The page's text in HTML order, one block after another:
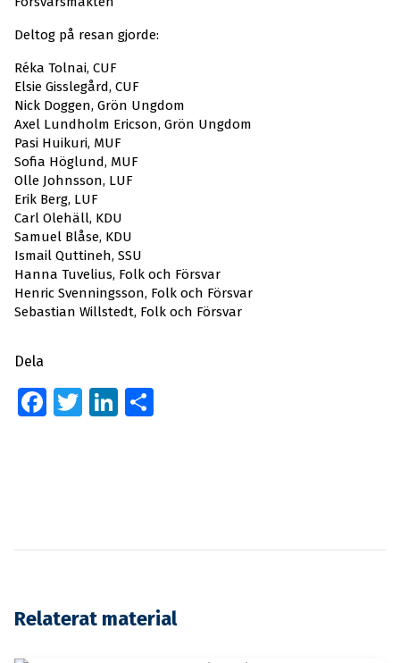
Deltog på resan gjorde:
Réka Tolnai, CUF
Elsie Gisslegård, CUF
Nick Doggen, Grön Ungdom
Axel Lundholm Ericson, Grön Ungdom
Pasi Huikuri, MUF
Sofia Höglund, MUF
Olle Johnsson, LUF
Erik Berg, LUF
Carl Olehäll, KDU
Samuel Blåse, KDU
Ismail Quttineh, SSU
Hanna Tuvelius, Folk och Försvar
Henric Svenningsson, Folk och Försvar
Sebastian Willstedt, Folk och Försvar
Dela
Facebook
TwitterLinkedIn
Relaterat material